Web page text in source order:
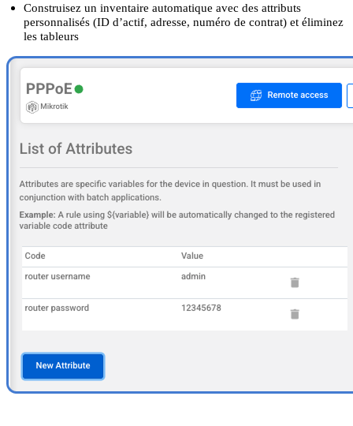
Construisez un inventaire automatique avec des attributs
personnalisés (ID d’actif, adresse, numéro de contrat) et éliminez
les tableurs